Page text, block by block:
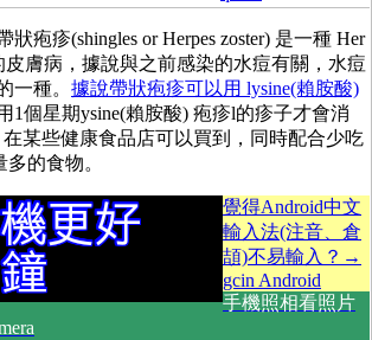
疱疹(shingles or Herpes zoster) 是一種 Her
皮膚病，據說與之前感染的水痘有關，水痘
一種。 據說帶狀疱疹可以用 lysine(賴胺酸)
1個星期ysine(賴胺酸) 疱疹l的疹子才會消
在某些健康食品店可以買到，同時配合少吃
的食物。
覺得Android中文
輸入法(注音、倉
頡)不易輸入？→
gcin Android
手機照相看照片